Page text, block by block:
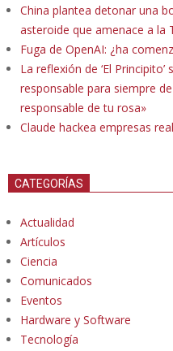
China plantea detonar una
asteroide que amenace a la
Fuga de OpenAI: ¿ha
La reflexión de ‘El
responsable para siempre
responsable de tu rosa»
Claude hackea empresas
CATEGORÍAS
Actualidad
Artículos
Ciencia
Comunicados
Eventos
Hardware y Software
Tecnología